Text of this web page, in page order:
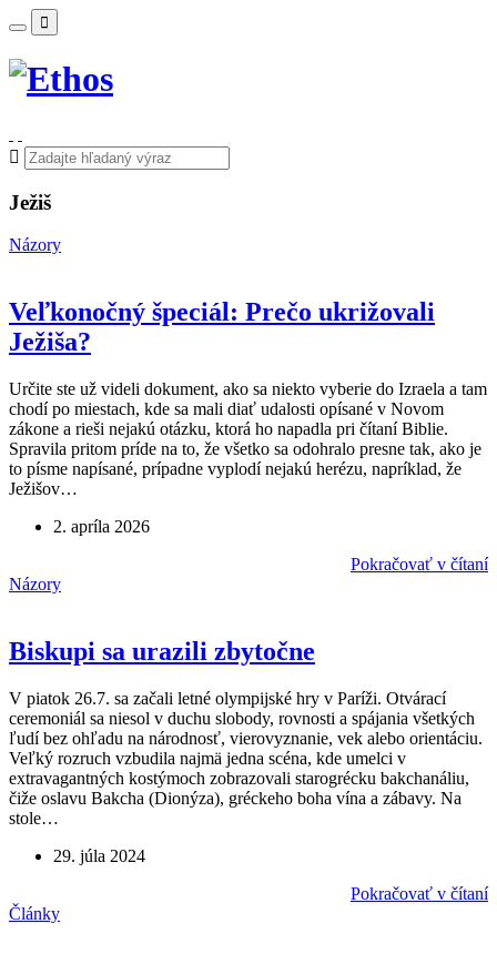
Ježiš
Názory
Veľkonočný špeciál: Prečo ukrižovali
Ježiša?
Určite ste už videli dokument, ako sa niekto vyberie do Izraela a tam
chodí po miestach, kde sa mali diať udalosti opísané v Novom
zákone a rieši nejakú otázku, ktorá ho napadla pri čítaní Biblie.
Spravila pritom príde na to, že všetko sa odohralo presne tak, ako je
to písme napísané, prípadne vyplodí nejakú herézu, napríklad, že
Ježišov…
2. apríla 2026
Pokračovať v čítaní
Názory
Biskupi sa urazili zbytočne
V piatok 26.7. sa začali letné olympijské hry v Paríži. Otvárací
ceremoniál sa niesol v duchu slobody, rovnosti a spájania všetkých
ľudí bez ohľadu na národnosť, vierovyznanie, vek alebo orientáciu.
Veľký rozruch vzbudila najmä jedna scéna, kde umelci v
extravagantných kostýmoch zobrazovali starogrécku bakchanáliu,
čiže oslavu Bakcha (Dionýza), gréckeho boha vína a zábavy. Na
stole…
29. júla 2024
Pokračovať v čítaní
Články